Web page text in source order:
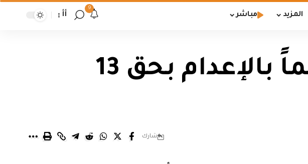
المزيد مباشر
9
أأ
محكمة جنايات الكرخ تصدر حكماً بالإعدام بحق 13
شارك